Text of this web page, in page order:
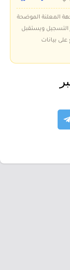
المعلنة الموضحة
التسجيل ويستقبل
بيانات